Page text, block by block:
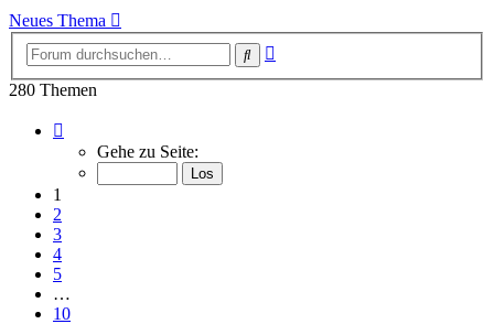
Neues Thema
Suche
280 Themen
von
Gehe zu Seite:
1
2
3
4
5
…
10